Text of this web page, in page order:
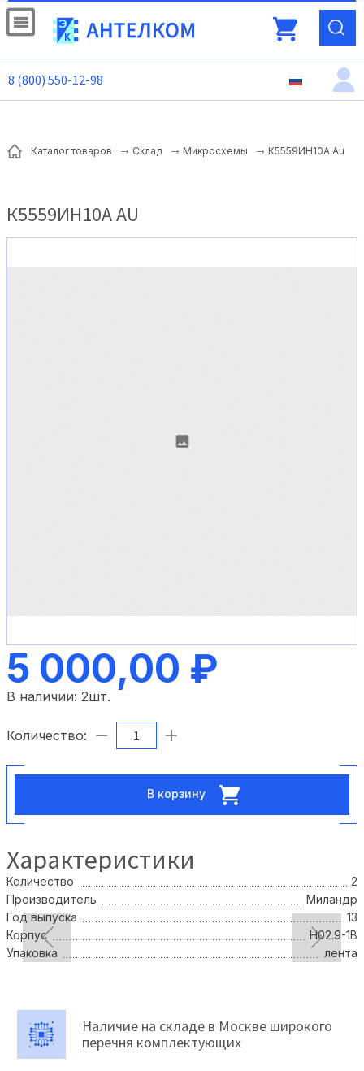
8 (800) 550-12-98
Каталог товаров Склад Микросхемы К5559ИН10А Au
К5559ИН10А AU
5 000,00 ₽
В наличии: 2шт.
Количество:
В корзину
Характеристики
Количество
2
Производитель
Миландр
Год выпуска
13
Корпус
Н02.9-1В
Упаковка
лента
Наличие на складе в Москве широкого
перечня комплектующих